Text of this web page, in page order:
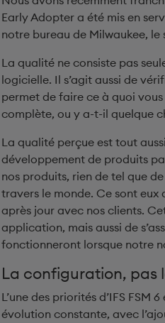
Early Adopter a été mis en
notre bureau de Milwaukee, le
La qualité ne consiste pas
logicielle. Il s’agit aussi de
permet de faire ce à quoi
complète, ou y a-t-il quelque
La qualité perçue est tout
développement de produits
nos produits, rien de tel que
travers le monde. Ce sont eux
après jour avec nos clients.
application, mais aussi de
fonctionneront lorsque notre
La configuration, pas
L’une des priorités d’IFS
évolution constante, avec